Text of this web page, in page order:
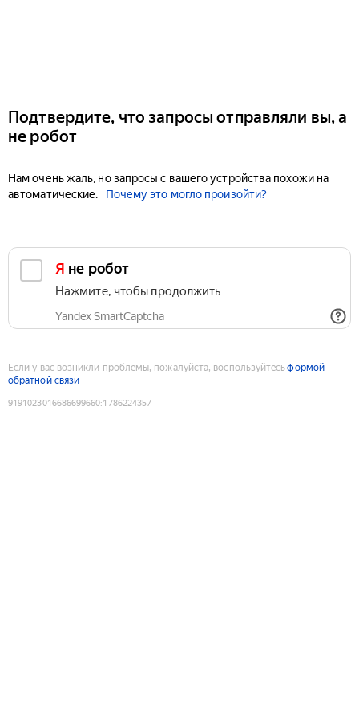
Подтвердите, что запросы отправляли вы, а
не робот
Нам очень жаль, но запросы с вашего устройства похожи на
автоматические.
Почему это могло произойти?
Я не робот
Нажмите, чтобы продолжить
Yandex SmartCaptcha
Если у вас возникли проблемы, пожалуйста, воспользуйтесьформой
обратной связи
9191023016686699660:1786224357